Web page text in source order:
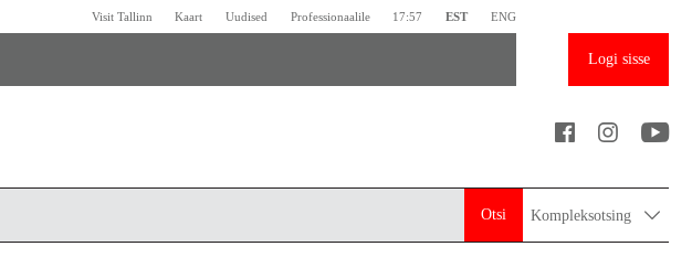
Visit Tallinn Kaart Uudised Professionaalile 17:57 EST ENG
Logi sisse
Otsi Kompleksotsing